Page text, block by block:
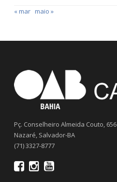
« mar maio »
Pç. Conselheiro Almeida Couto, 656
Nazaré, Salvador-BA
(71) 3327-8777